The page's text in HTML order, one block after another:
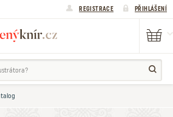
REGISTRACE PŘIHLÁŠENÍ